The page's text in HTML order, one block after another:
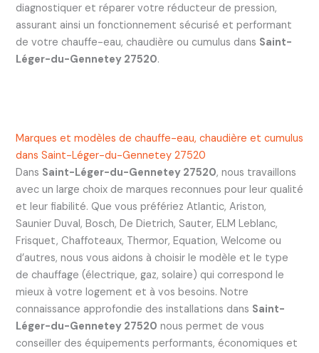
diagnostiquer et réparer votre réducteur de pression,
assurant ainsi un fonctionnement sécurisé et performant
de votre chauffe-eau, chaudière ou cumulus dans Saint-
Léger-du-Gennetey 27520.
Marques et modèles de chauffe-eau, chaudière et cumulus
dans Saint-Léger-du-Gennetey 27520
Dans Saint-Léger-du-Gennetey 27520, nous travaillons
avec un large choix de marques reconnues pour leur qualité
et leur fiabilité. Que vous préfériez Atlantic, Ariston,
Saunier Duval, Bosch, De Dietrich, Sauter, ELM Leblanc,
Frisquet, Chaffoteaux, Thermor, Equation, Welcome ou
d’autres, nous vous aidons à choisir le modèle et le type
de chauffage (électrique, gaz, solaire) qui correspond le
mieux à votre logement et à vos besoins. Notre
connaissance approfondie des installations dans Saint-
Léger-du-Gennetey 27520 nous permet de vous
conseiller des équipements performants, économiques et